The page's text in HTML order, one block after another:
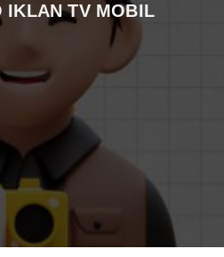
IKLAN TV MOBIL